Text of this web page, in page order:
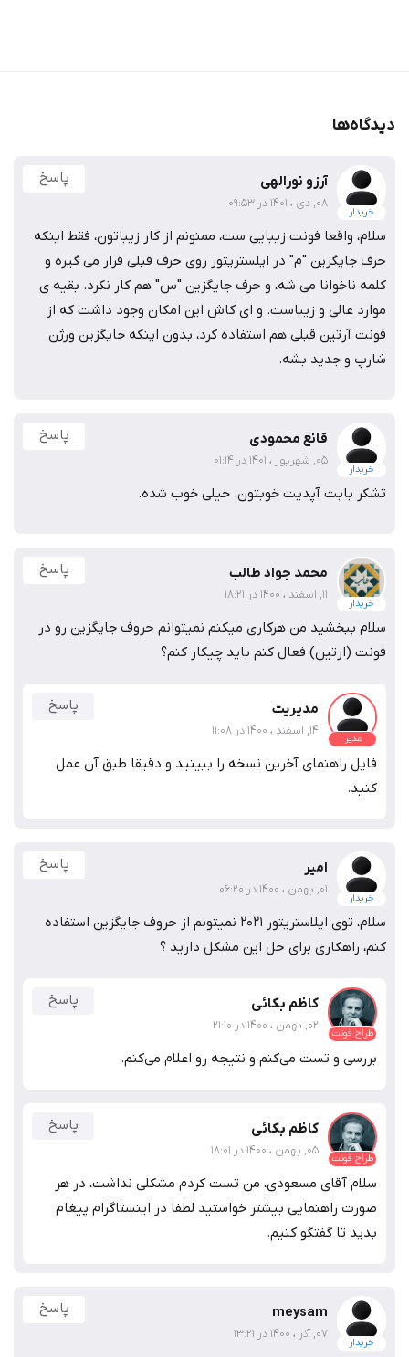
دیدگاه‌ها
خریدار
آرزو نورالهی
08, دی ، 1401 در 09:53
پاسخ
سلام، واقعا فونت زیبایی ست، ممنونم از کار زیباتون، فقط اینکه
حرف جایگزین "م" در ایلستریتور روی حرف قبلی قرار می گیره و
کلمه ناخوانا می شه، و حرف جایگزین "س" هم کار نکرد. بقیه ی
موارد عالی و زیباست. و ای کاش این امکان وجود داشت که از
فونت آرتین قبلی هم استفاده کرد، بدون اینکه جایگزین ورژن
شارپ و جدید بشه.
خریدار
قانع محمودی
05, شهریور ، 1401 در 01:14
پاسخ
تشکر بابت آپدیت خوبتون. خیلی خوب شده.
خریدار
محمد جواد طالب
11, اسفند ، 1400 در 18:21
پاسخ
سلام ببخشید من هرکاری میکنم نمیتوانم حروف جایگزین رو در
فونت (ارتین)‌ فعال کنم باید چیکار کنم؟
مدیر
مدیریت
14, اسفند ، 1400 در 11:08
پاسخ
فایل راهنمای آخرین نسخه را ببینید و دقیقا طبق آن عمل
کنید.
خریدار
امیر
01, بهمن ، 1400 در 06:20
پاسخ
سلام، توی ایلاستریتور 2021 نمیتونم از حروف جایگزین استفاده
کنم، راهکاری برای حل این مشکل دارید ؟
طراح فونت
کاظم بکائی
02, بهمن ، 1400 در 21:10
پاسخ
بررسی و تست می‌کنم و نتیجه رو اعلام می‌کنم.
طراح فونت
کاظم بکائی
05, بهمن ، 1400 در 18:01
پاسخ
سلام آقای مسعودی، من تست کردم مشکلی نداشت، در هر
صورت راهنمایی بیشتر خواستید لطفا در اینستاگرام پیغام
بدید تا گفتگو کنیم.
خریدار
meysam
07, آذر ، 1400 در 13:21
پاسخ